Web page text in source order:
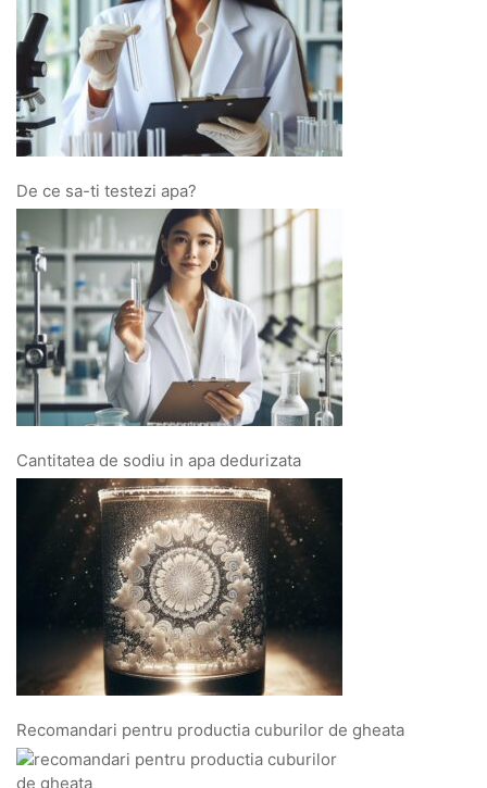
De ce sa-ti testezi apa?
Cantitatea de sodiu in apa dedurizata
Recomandari pentru productia cuburilor de gheata